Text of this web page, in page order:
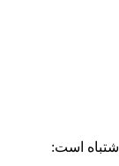
است: